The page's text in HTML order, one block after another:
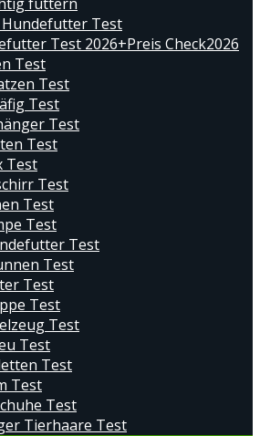
Test
Test 2026+Preis Check2026
Test
Test
Test
Test
Test
Test
Test
Test
Test
Test
Test
Test
Test
Test
Test
Test
Test
Test
Tierhaare Test